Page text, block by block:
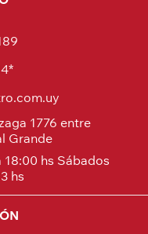
1776 entre
Grande
18:00 hs Sábados
hs